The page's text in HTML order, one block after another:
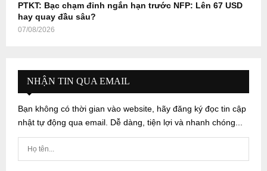
PTKT: Bạc chạm đỉnh ngắn hạn trước NFP: Lên 67 USD
hay quay đầu sâu?
07/08/2026
NHẬN TIN QUA EMAIL
Bạn không có thời gian vào website, hãy đăng ký đọc tin cập
nhật tự động qua email. Dễ dàng, tiện lợi và nhanh chóng...